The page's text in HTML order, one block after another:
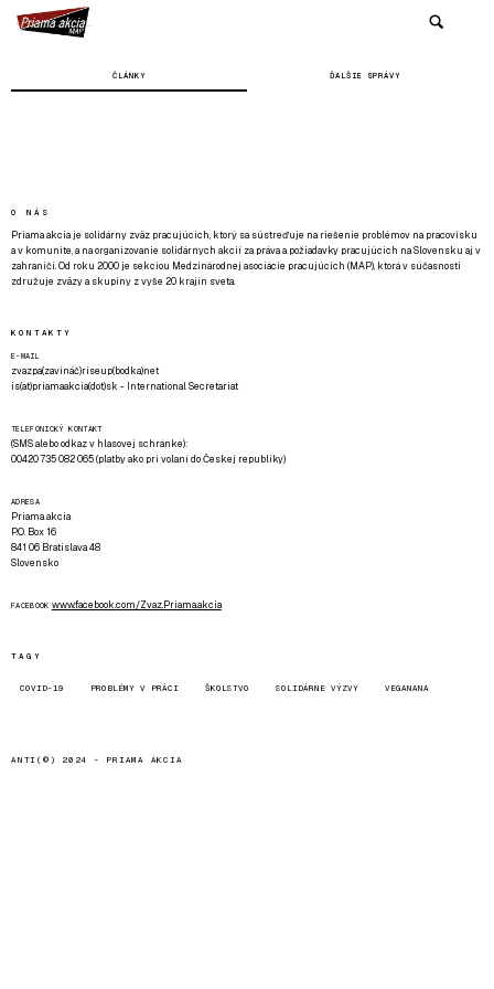
ČLÁNKY ĎALŠIE SPRÁVY
O NÁS
Priama akcia je solidárny zväz pracujúcich, ktorý sa sústreďuje na riešenie problémov na pracovisku
a v komunite, a na organizovanie solidárnych akcií za práva a požiadavky pracujúcich na Slovensku aj v
zahraničí. Od roku 2000 je sekciou Medzinárodnej asociácie pracujúcich (MAP), ktorá v súčasnosti
združuje zväzy a skupiny z vyše 20 krajín sveta.
KONTAKTY
E-MAIL
zvazpa(zavináč)riseup(bodka)net
is(at)priamaakcia(dot)sk - International Secretariat
TELEFONICKÝ KONTAKT
(SMS alebo odkaz v hlasovej schránke):
00420 735 082 065 (platby ako pri volaní do Českej republiky)
ADRESA
Priama akcia
P.O. Box 16
841 06 Bratislava 48
Slovensko
FACEBOOK www.facebook.com/Zvaz.Priama.akcia
TAGY
COVID-19 PROBLÉMY V PRÁCI ŠKOLSTVO SOLIDÁRNE VÝZVY VEGANANA
ANTI(©) 2024 - PRIAMA AKCIA